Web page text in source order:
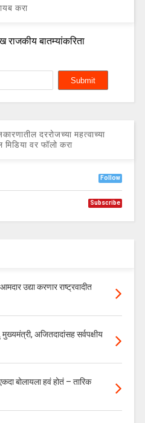
करा
राजकीय बातम्यांकरिता
दररोजच्या महत्वाच्या
वर फॉलो करा
Follow
Subscribe
उद्या करणार राष्ट्रवादीत
मुख्यमंत्री, अजितदादांसह सर्वपक्षीय
बोलायला हवं होतं – तारिक